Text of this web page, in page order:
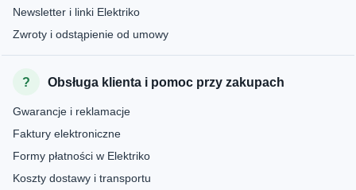
Newsletter i linki Elektriko
Zwroty i odstąpienie od umowy
Obsługa klienta i pomoc przy zakupach
Gwarancje i reklamacje
Faktury elektroniczne
Formy płatności w Elektriko
Koszty dostawy i transportu